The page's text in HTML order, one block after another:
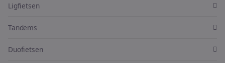
Ligfietsen
Tandems
Duofietsen